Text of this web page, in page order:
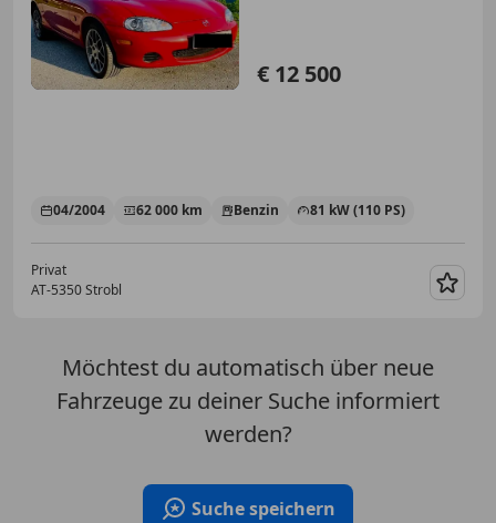
€ 12 500
04/2004 62 000 km Benzin 81 kW (110 PS)
Privat
AT-5350 Strobl
Möchtest du automatisch über neue
Fahrzeuge zu deiner Suche informiert
werden?
Suche speichern